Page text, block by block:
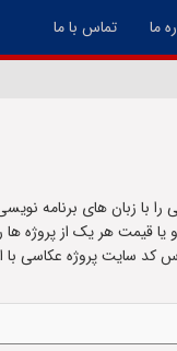
ما تماس با ما
با زبان های برنامه
یا قیمت هر یک از